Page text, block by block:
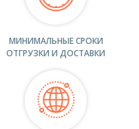
МИНИМАЛЬНЫЕ СРОКИ
ОТГРУЗКИ И ДОСТАВКИ